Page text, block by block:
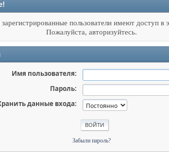
зарегистрированные пользователи имеют доступ в
Пожалуйста, авторизуйтесь.
Имя пользователя:
Пароль:
данные входа:
Забыли пароль?